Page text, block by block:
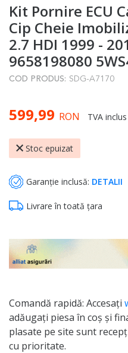
to
the
beginning
of
the
images
Kit Pornire ECU
Cip Cheie
2.7 HDI 1999 -
9658198080
COD PRODUS: SDG-A7170
599,99 RON TVA inclus
Stoc epuizat
Garanție inclusă: DETALII
Livrare în toată țara
Comandă rapidă: Accesați
adăugați piesa în coș și
plasate pe site sunt
cu prioritate.